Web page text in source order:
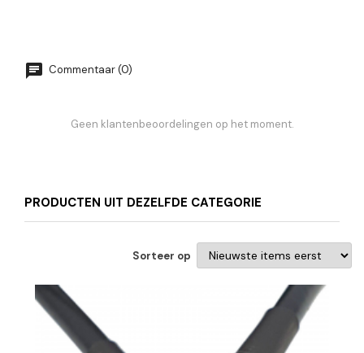
Commentaar (0)
Geen klantenbeoordelingen op het moment.
PRODUCTEN UIT DEZELFDE CATEGORIE
Sorteer op